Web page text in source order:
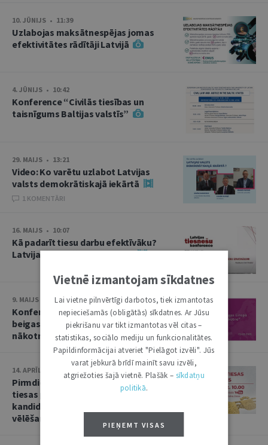
10. JŪNIJS • 11:39
Uzlabojas maksātnespējas jomas
efektivitātes rādītāji Latvijā
4. JŪNIJS • 10:42
Konference “Civilās tiesības un
taisnīgums Baltijas valstīs”
29. MAIJS • 13:21
Video: Ko varētu uzlabot Latvijas
valsts demokrātiskajā iekārtā
1 KOMENTĀRI
16. MAIJS • 10:07
Kā padarīt tiesu darbu efektīvāku?
Latvijas tiesnešu konference
9. MAIJS • 13:50
Konference “Otrā pasaules kara
beigas Eiropā un Baltija: nolaupītā
nākotne”
14. APRĪLIS • 10:13
Pirmdien plēnumā – Augstākās
tiesas priekšsēdētāja amata
kandidāta izvirzīšana un divas
vēlēšanas
Vietnē izmantojam sīkdatnes
Lai vietne pilnvērtīgi darbotos, tiek izmantotas
nepieciešamās (obligātās) sīkdatnes. Ar Jūsu
piekrišanu var tikt izmantotas vēl citas –
statistikas, sociālo mediju un funkcionalitātes.
Papildinformācijai atveriet "Pielāgot izvēli". Jūs
varat jebkurā brīdī mainīt savu izvēli,
atgriežoties šajā vietnē. Plašāk – sīkdatņu
politikā.
PIEŅEMT VISAS